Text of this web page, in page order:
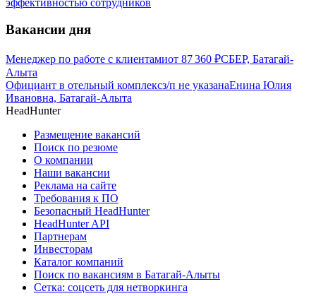
Вакансии дня
Менеджер по работе с клиентамиот 87 360 ₽СБЕР, Батагай-
Алыта
Официант в отельный комплексз/п не указанаЕнина Юлия
Ивановна, Батагай-Алыта
HeadHunter
Размещение вакансий
Поиск по резюме
О компании
Наши вакансии
Реклама на сайте
Требования к ПО
Безопасный HeadHunter
HeadHunter API
Партнерам
Инвесторам
Каталог компаний
Поиск по вакансиям в Батагай-Алыты
Сетка: соцсеть для нетворкинга